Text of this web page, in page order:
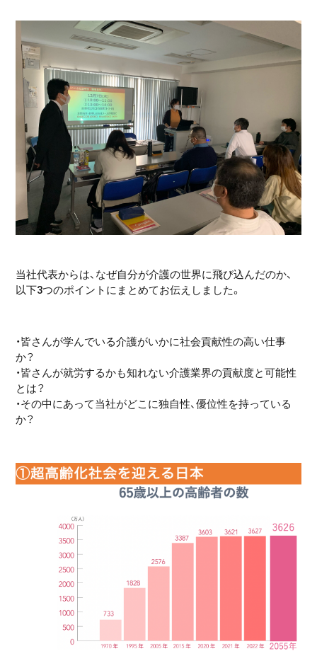
当社代表からは、なぜ自分が介護の世界に飛び込んだのか、
以下3つのポイントにまとめてお伝えしました。
・皆さんが学んでいる介護がいかに社会貢献性の高い仕事
か？
・皆さんが就労するかも知れない介護業界の貢献度と可能性
とは？
・その中にあって当社がどこに独自性、優位性を持っている
か？